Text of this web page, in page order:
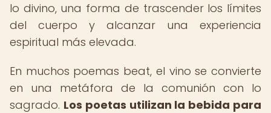
lo divino, una forma de trascender los límites
del cuerpo y alcanzar una experiencia
espiritual más elevada.
En muchos poemas beat, el vino se convierte
en una metáfora de la comunión con lo
sagrado. Los poetas utilizan la bebida para